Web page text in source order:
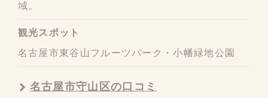
域。
観光スポット
名古屋市東谷山フルーツパーク・小幡緑地公園
名古屋市守山区の口コミ